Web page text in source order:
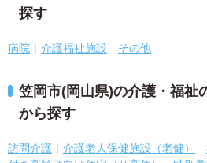
探す
病院 介護福祉施設 その他
笠岡市(岡山県)の介護・福祉
から探す
訪問介護 介護老人保健施設（老健）